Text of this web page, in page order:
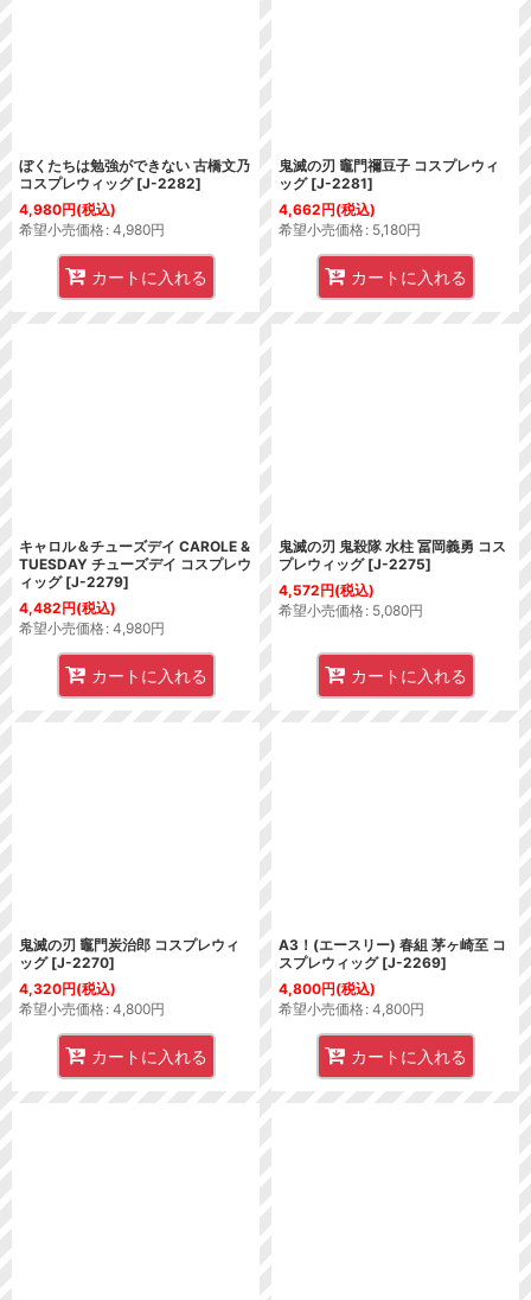
ぼくたちは勉強ができない 古橋文乃
コスプレウィッグ [J-2282]
4,980円(税込)
希望小売価格: 4,980円
カートに入れる
鬼滅の刃 竈門禰豆子 コスプレウィ
ッグ [J-2281]
4,662円(税込)
希望小売価格: 5,180円
カートに入れる
キャロル＆チューズデイ CAROLE &
TUESDAY チューズデイ コスプレウ
ィッグ [J-2279]
4,482円(税込)
希望小売価格: 4,980円
カートに入れる
鬼滅の刃 鬼殺隊 水柱 冨岡義勇 コス
プレウィッグ [J-2275]
4,572円(税込)
希望小売価格: 5,080円
カートに入れる
鬼滅の刃 竈門炭治郎 コスプレウィ
ッグ [J-2270]
4,320円(税込)
希望小売価格: 4,800円
カートに入れる
A3！(エースリー) 春組 茅ヶ崎至 コ
スプレウィッグ [J-2269]
4,800円(税込)
希望小売価格: 4,800円
カートに入れる